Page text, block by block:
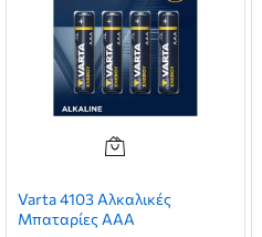
Varta 4103 Αλκαλικές
Μπαταρίες AAA